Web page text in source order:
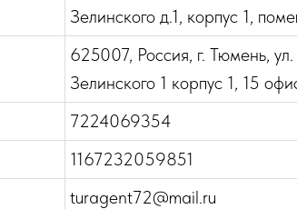
Зелинского д.1, корпус 1,
625007, Россия, г. Тюмень,
Зелинского 1 корпус 1, 15
7224069354
1167232059851
turagent72@mail.ru